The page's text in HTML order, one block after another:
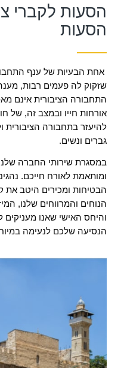
הסעות לקברי
הסעות
אחת הבעיות של ענף
שזקוק לה פעמים רבות,
התחבורה הציבורית אינם
אורחות חייו ובמצב זה, של
להיעזר בתחבורה הציבורית
גברים ונשים.
במסגרת שירותי החברה
ומותאמת לאורח חייכם.
הבטיחות ומכירים היטב את
הנוחים והמרווחים שלנו,
והיחס האישי שאנו מעניקים
הנסיעה שלכם לנעימה